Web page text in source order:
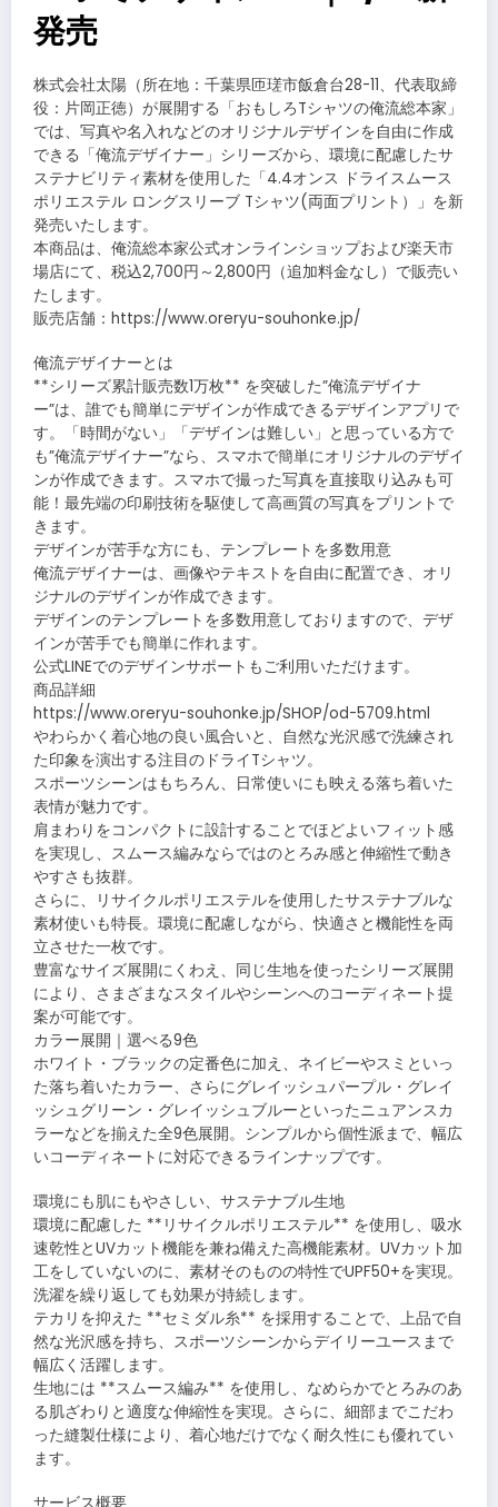
発売
株式会社太陽（所在地：千葉県匝瑳市飯倉台28-11、代表取締
役：片岡正徳）が展開する「おもしろTシャツの俺流総本家」
では、写真や名入れなどのオリジナルデザインを自由に作成
できる「俺流デザイナー」シリーズから、環境に配慮したサ
ステナビリティ素材を使用した「4.4オンス ドライスムース
ポリエステル ロングスリーブ Tシャツ(両面プリント）」を新
発売いたします。
本商品は、俺流総本家公式オンラインショップおよび楽天市
場店にて、税込2,700円～2,800円（追加料金なし）で販売い
たします。
販売店舗：https://www.oreryu-souhonke.jp/
俺流デザイナーとは
**シリーズ累計販売数1万枚** を突破した”俺流デザイナ
ー”は、誰でも簡単にデザインが作成できるデザインアプリで
す。「時間がない」「デザインは難しい」と思っている方で
も”俺流デザイナー”なら、スマホで簡単にオリジナルのデザイ
ンが作成できます。スマホで撮った写真を直接取り込みも可
能！最先端の印刷技術を駆使して高画質の写真をプリントで
きます。
デザインが苦手な方にも、テンプレートを多数用意
俺流デザイナーは、画像やテキストを自由に配置でき、オリ
ジナルのデザインが作成できます。
デザインのテンプレートを多数用意しておりますので、デザ
インが苦手でも簡単に作れます。
公式LINEでのデザインサポートもご利用いただけます。
商品詳細
https://www.oreryu-souhonke.jp/SHOP/od-5709.html
やわらかく着心地の良い風合いと、自然な光沢感で洗練され
た印象を演出する注目のドライTシャツ。
スポーツシーンはもちろん、日常使いにも映える落ち着いた
表情が魅力です。
肩まわりをコンパクトに設計することでほどよいフィット感
を実現し、スムース編みならではのとろみ感と伸縮性で動き
やすさも抜群。
さらに、リサイクルポリエステルを使用したサステナブルな
素材使いも特長。環境に配慮しながら、快適さと機能性を両
立させた一枚です。
豊富なサイズ展開にくわえ、同じ生地を使ったシリーズ展開
により、さまざまなスタイルやシーンへのコーディネート提
案が可能です。
カラー展開｜選べる9色
ホワイト・ブラックの定番色に加え、ネイビーやスミといっ
た落ち着いたカラー、さらにグレイッシュパープル・グレイ
ッシュグリーン・グレイッシュブルーといったニュアンスカ
ラーなどを揃えた全9色展開。シンプルから個性派まで、幅広
いコーディネートに対応できるラインナップです。
環境にも肌にもやさしい、サステナブル生地
環境に配慮した **リサイクルポリエステル** を使用し、吸水
速乾性とUVカット機能を兼ね備えた高機能素材。UVカット加
工をしていないのに、素材そのものの特性でUPF50+を実現。
洗濯を繰り返しても効果が持続します。
テカリを抑えた **セミダル糸** を採用することで、上品で自
然な光沢感を持ち、スポーツシーンからデイリーユースまで
幅広く活躍します。
生地には **スムース編み** を使用し、なめらかでとろみのあ
る肌ざわりと適度な伸縮性を実現。さらに、細部までこだわ
った縫製仕様により、着心地だけでなく耐久性にも優れてい
ます。